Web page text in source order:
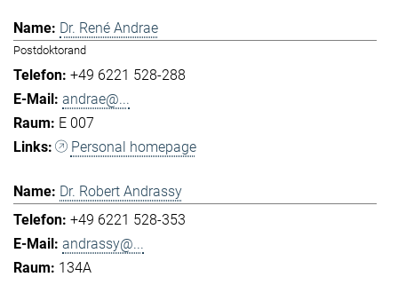
Dr. René Andrae
Postdoktorand
+49 6221 528-288
andrae@...
E 007
Personal homepage
Dr. Robert Andrassy
+49 6221 528-353
andrassy@...
134A